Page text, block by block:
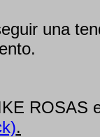
una
ROSAS
.